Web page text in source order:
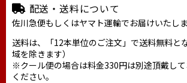
配送・送料について
佐川急便もしくはヤマト運輸でお届けいたしま
送料は、「12本単位のご注文」で送料無料と
域を除きます）
※クール便の場合は料金330円は別途頂戴し
ください。